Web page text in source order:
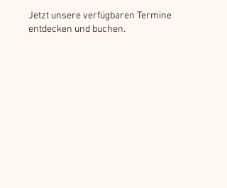
Jetzt unsere verfügbaren Termine
entdecken und buchen.